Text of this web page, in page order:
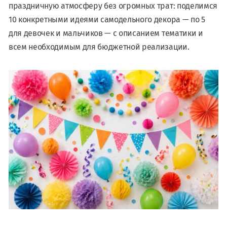
праздничную атмосферу без огромных трат: поделимся
10 конкретными идеями самодельного декора — по 5
для девочек и мальчиков — с описанием тематики и
всем необходимым для бюджетной реализации.